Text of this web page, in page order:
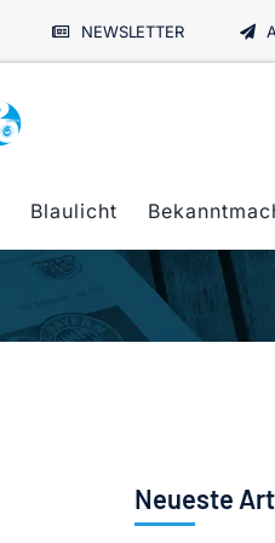
NEWSLETTER
Blaulicht
Neueste